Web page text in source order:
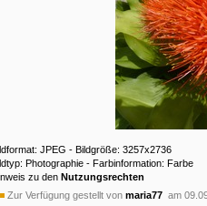
JPEG - Bildgröße: 3257x2736
Photographie - Farbinformation: Farbe
zu den Nutzungsrechten
Zur Verfügung gestellt von maria77 am